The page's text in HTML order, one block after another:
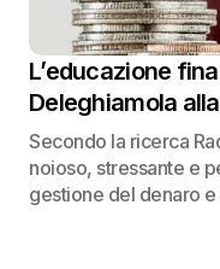
L’educazione
Deleghiamola
Secondo la ricerca
noioso, stressante e
gestione del denaro